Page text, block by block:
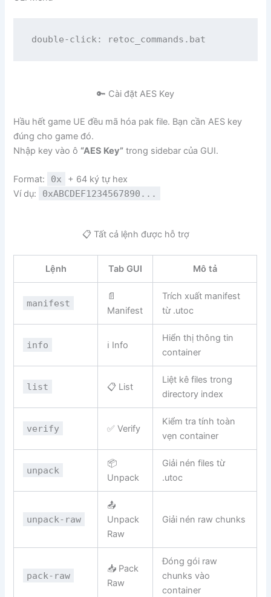
double-click: retoc_commands.bat
🔑 Cài đặt AES Key
Hầu hết game UE đều mã hóa pak file. Bạn cần AES key
đúng cho game đó.
Nhập key vào ô “AES Key” trong sidebar của GUI.
Format: 0x
+ 64 ký tự hex
Ví dụ:
0xABCDEF1234567890...
📋 Tất cả lệnh được hỗ trợ
Lệnh Tab GUI Mô tả
manifest
📄
Manifest
Trích xuất manifest
từ .utoc
info ℹ Info
Hiển thị thông tin
container
list 📋 List
Liệt kê files trong
directory index
verify ✅ Verify
Kiểm tra tính toàn
vẹn container
unpack
📦
Unpack
Giải nén files từ
.utoc
unpack-raw
📤
Unpack
Raw
Giải nén raw chunks
pack-raw
📥 Pack
Raw
Đóng gói raw
chunks vào
container